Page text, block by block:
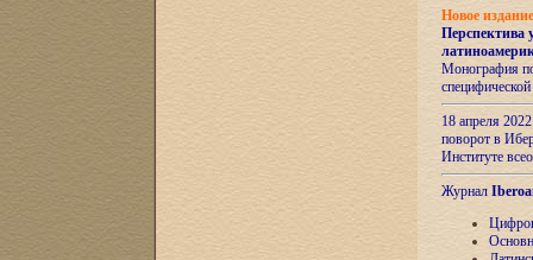
Новое
Перспектива
Монография
18 апреля
поворот в
Институте
Журнал